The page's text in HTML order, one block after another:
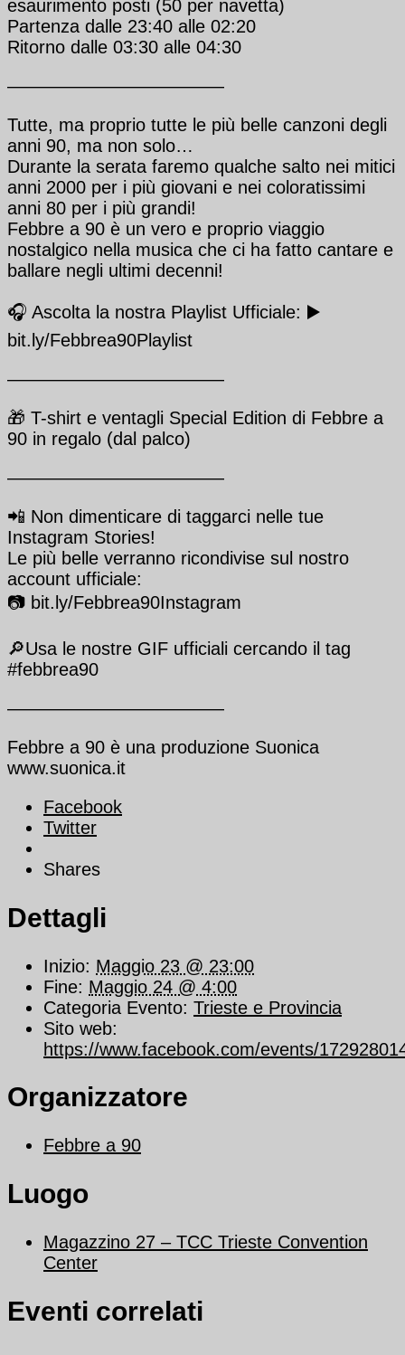
esaurimento posti (50 per navetta)
Partenza dalle 23:40 alle 02:20
Ritorno dalle 03:30 alle 04:30
————————————
Tutte, ma proprio tutte le più belle canzoni degli
anni 90, ma non solo…
Durante la serata faremo qualche salto nei mitici
anni 2000 per i più giovani e nei coloratissimi
anni 80 per i più grandi!
Febbre a 90 è un vero e proprio viaggio
nostalgico nella musica che ci ha fatto cantare e
ballare negli ultimi decenni!
🎧 Ascolta la nostra Playlist Ufficiale: ▶️
bit.ly/Febbrea90Playlist
————————————
🎁 T-shirt e ventagli Special Edition di Febbre a
90 in regalo (dal palco)
————————————
📲 Non dimenticare di taggarci nelle tue
Instagram Stories!
Le più belle verranno ricondivise sul nostro
account ufficiale:
📷 bit.ly/Febbrea90Instagram
🔎Usa le nostre GIF ufficiali cercando il tag
#febbrea90
————————————
Febbre a 90 è una produzione Suonica
www.suonica.it
Facebook
Twitter
Shares
Dettagli
Inizio: Maggio 23 @ 23:00
Fine: Maggio 24 @ 4:00
Categoria Evento: Trieste e Provincia
Sito web:
https://www.facebook.com/events/
Organizzatore
Febbre a 90
Luogo
Magazzino 27 – TCC Trieste Convention
Center
Eventi correlati